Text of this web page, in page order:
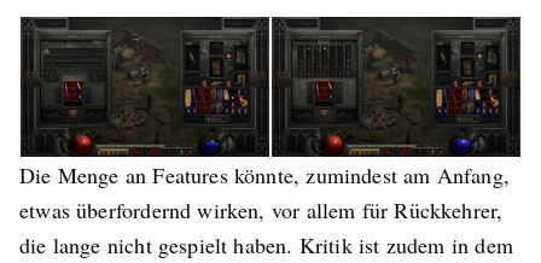
Die Menge an Features könnte, zumindest am Anfang,
etwas überfordernd wirken, vor allem für Rückkehrer,
die lange nicht gespielt haben. Kritik ist zudem in dem